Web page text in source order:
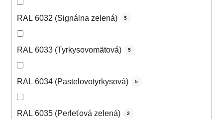
RAL 6032 (Signálna zelená) 5
RAL 6033 (Tyrkysovomätová) 5
RAL 6034 (Pastelovotyrkysová) 5
RAL 6035 (Perleťová zelená) 2